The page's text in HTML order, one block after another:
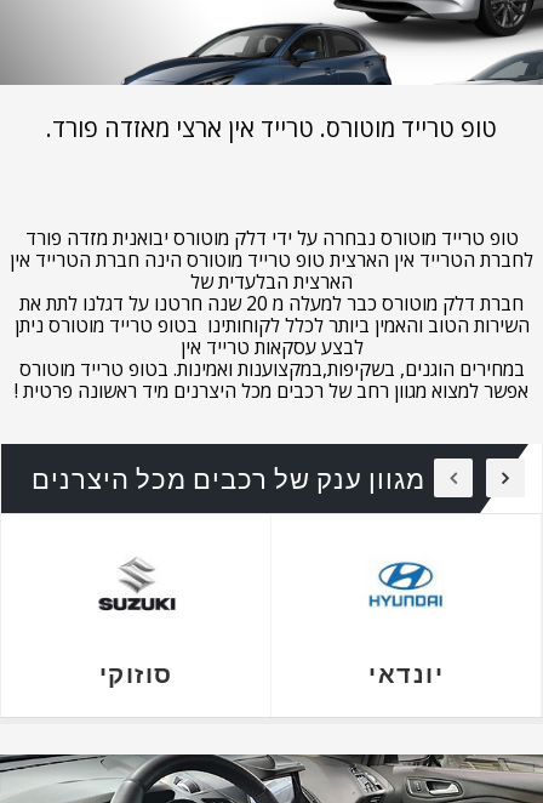
טופ טרייד מוטורס. טרייד אין ארצי מאזדה פורד.
טופ טרייד מוטורס נבחרה על ידי דלק מוטורס יבואנית מזדה פורד
לחברת הטרייד אין הארצית טופ טרייד מוטורס הינה חברת הטרייד אין
הארצית הבלעדית של
חברת דלק מוטורס כבר למעלה מ 20 שנה חרטנו על דגלנו לתת את
השירות הטוב והאמין ביותר לכלל לקוחותינו בטופ טרייד מוטורס ניתן
לבצע עסקאות טרייד אין
במחירים הוגנים, בשקיפות,במקצוענות ואמינות. בטופ טרייד מוטורס
אפשר למצוא מגוון רחב של רכבים מכל היצרנים מיד ראשונה פרטית !
מגוון ענק של רכבים מכל היצרנים
סוזוקי יונדאי